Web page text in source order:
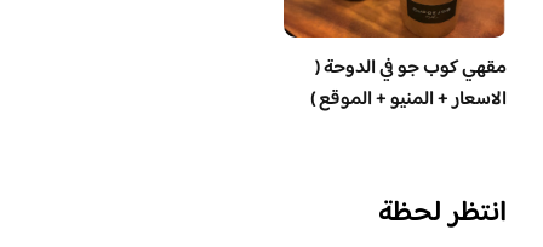
مقهي كوب جو في الدوحة (
الاسعار + المنيو + الموقع )
انتظر لحظة